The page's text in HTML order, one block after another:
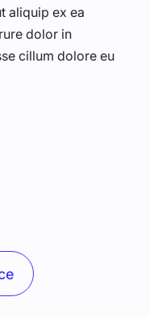
aliquip ex ea
dolor in
cillum dolore eu